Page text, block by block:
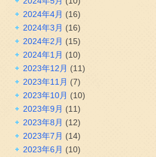
2024年4月 (16)
2024年3月 (16)
2024年2月 (15)
2024年1月 (10)
2023年12月 (11)
2023年11月 (7)
2023年10月 (10)
2023年9月 (11)
2023年8月 (12)
2023年7月 (14)
2023年6月 (10)